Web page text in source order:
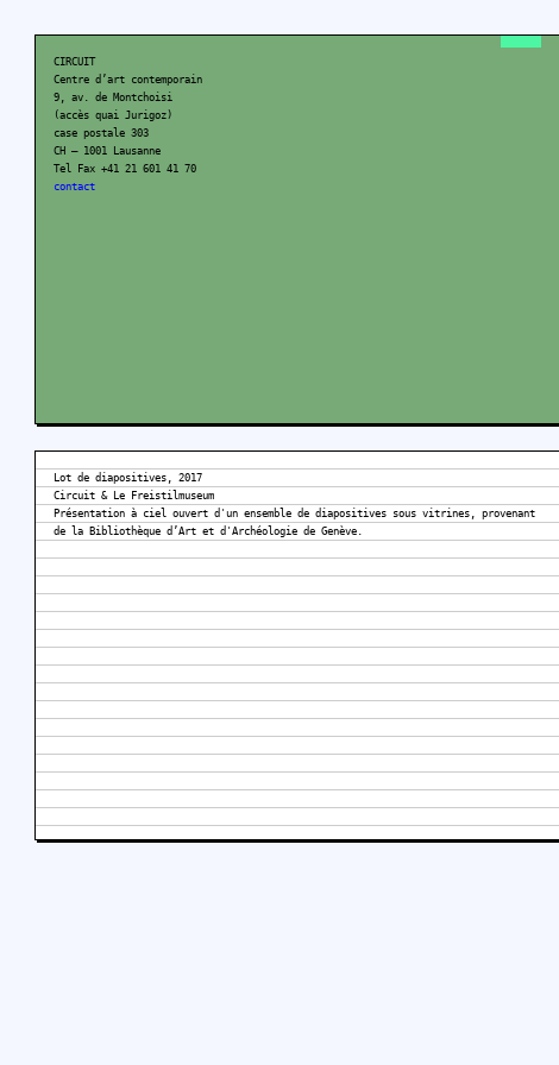
CIRCUIT
Centre d’art contemporain
9, av. de Montchoisi
(accès quai Jurigoz)
case postale 303
CH – 1001 Lausanne
Tel Fax +41 21 601 41 70
contact
Lot de diapositives, 2017
Circuit & Le Freistilmuseum
Présentation à ciel ouvert d'un ensemble de diapositives sous vitrines, provenant
de la Bibliothèque d’Art et d'Archéologie de Genève.